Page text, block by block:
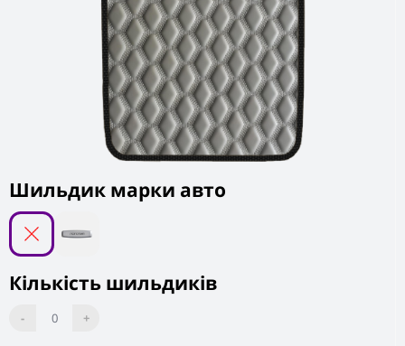
Шильдик марки авто
Кількість шильдиків
- 0 +